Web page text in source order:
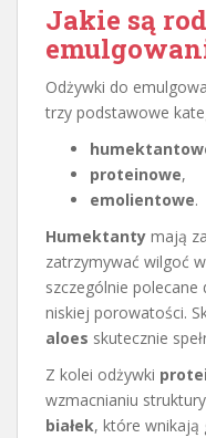
Jakie są
Odżywki do
trzy podstawowe
proteinowe,
emolientowe.
Humektanty mają
zatrzymywać wilgoć
szczególnie
niskiej porowatości.
aloes skutecznie
Z kolei odżywki
wzmacnianiu
białek, które wnikają